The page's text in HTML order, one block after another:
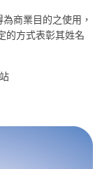
商業目的之使用，
的方式表彰其姓名